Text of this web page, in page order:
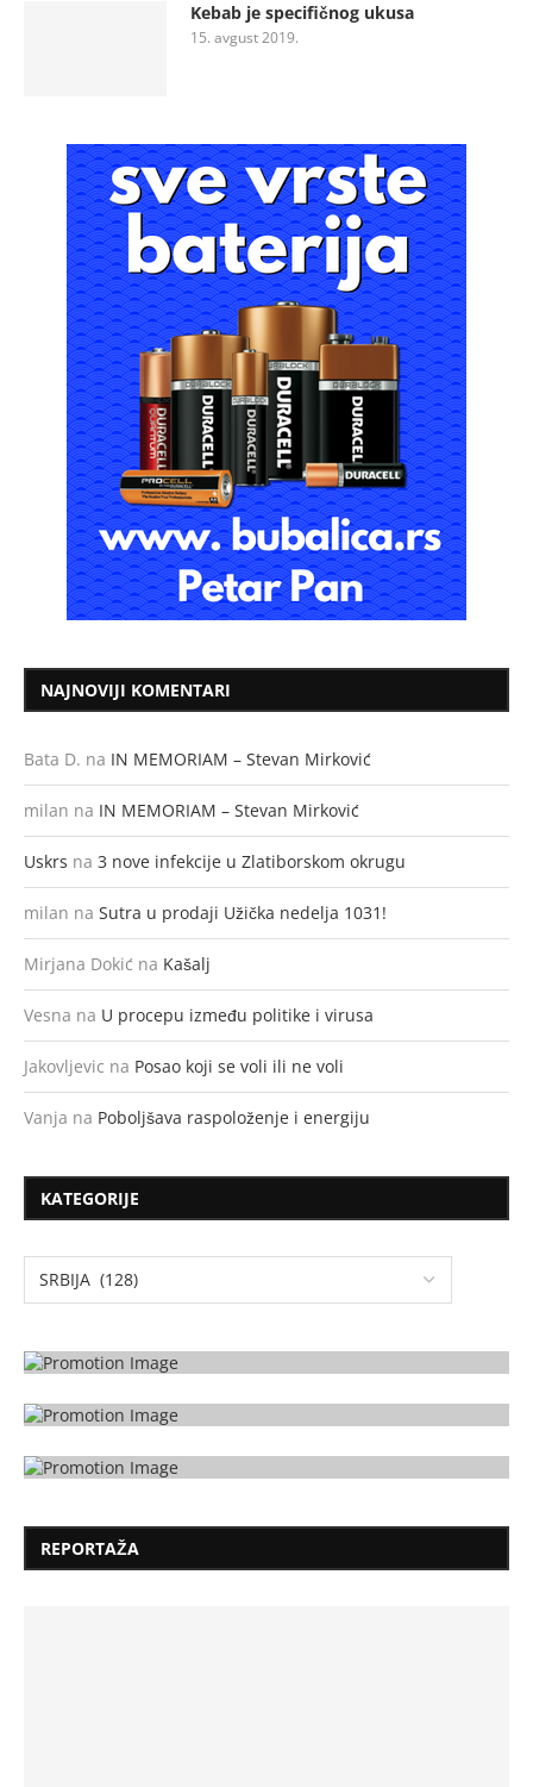
Kebab je specifičnog ukusa
15. avgust 2019.
NAJNOVIJI KOMENTARI
Bata D. na IN MEMORIAM – Stevan Mirković
milan na IN MEMORIAM – Stevan Mirković
Uskrs na 3 nove infekcije u Zlatiborskom okrugu
milan na Sutra u prodaji Užička nedelja 1031!
Mirjana Dokić na Kašalj
Vesna na U procepu između politike i virusa
Jakovljevic na Posao koji se voli ili ne voli
Vanja na Poboljšava raspoloženje i energiju
KATEGORIJE
REPORTAŽA